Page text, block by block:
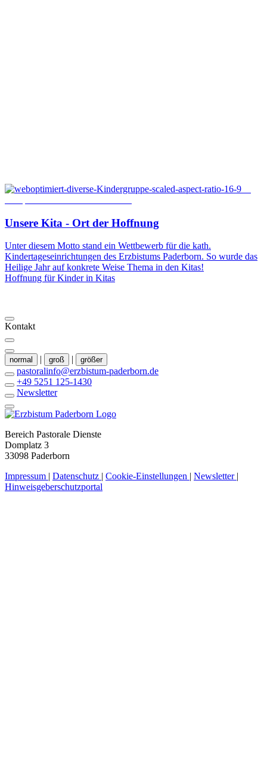
Unsere Kita - Ort der Hoffnung
Unter diesem Motto stand ein Wettbewerb für die kath.
Kindertageseinrichtungen des Erzbistums Paderborn. So wurde das
Heilige Jahr auf konkrete Weise Thema in den Kitas!
Hoffnung für Kinder in Kitas
Kontakt
normal | groß | größer
pastoralinfo@erzbistum-paderborn.de
+49 5251 125-1430
Newsletter
Bereich Pastorale Dienste
Domplatz 3
33098 Paderborn
Impressum | Datenschutz | Cookie-Einstellungen | Newsletter |
Hinweisgeberschutzportal